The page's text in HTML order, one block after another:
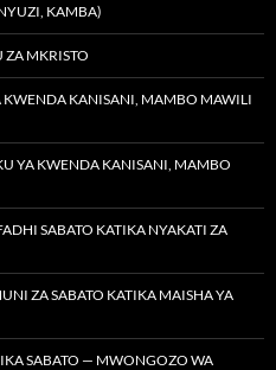
KAMBA)
ZA MKRISTO
KWENDA KANISANI, MAMBO MAWILI
YA KWENDA KANISANI, MAMBO
SABATO KATIKA NYAKATI ZA
ZA SABATO KATIKA MAISHA YA
SABATO — MWONGOZO WA